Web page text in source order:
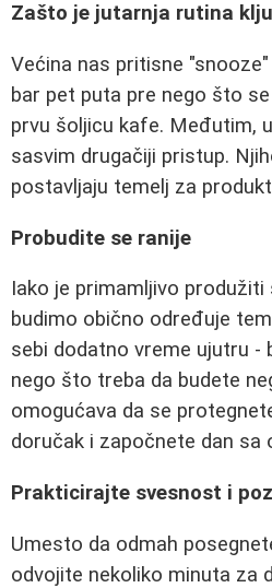
Zašto je jutarnja rutina
Većina nas pritisne
bar pet puta pre nego što
prvu šoljicu kafe. Međutim,
sasvim drugačiji pristup.
postavljaju temelj za
Probudite se ranije
Iako je primamljivo produžiti
budimo obično određuje
sebi dodatno vreme ujutru -
nego što treba da budete
omogućava da se
doručak i započnete dan sa
Prakticirajte svesnost i
Umesto da odmah
odvojite nekoliko minuta za